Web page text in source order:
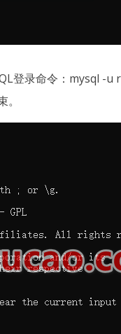
登录命令：mysql -u